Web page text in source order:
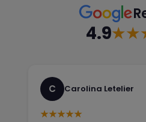
4.9
C Carolina Letelier
★★★★★